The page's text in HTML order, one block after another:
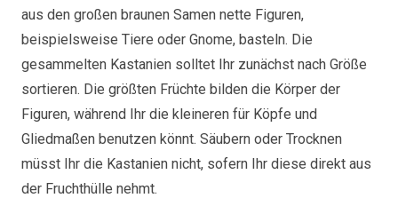
aus den großen braunen Samen nette Figuren,
beispielsweise Tiere oder Gnome, basteln. Die
gesammelten Kastanien solltet Ihr zunächst nach Größe
sortieren. Die größten Früchte bilden die Körper der
Figuren, während Ihr die kleineren für Köpfe und
Gliedmaßen benutzen könnt. Säubern oder Trocknen
müsst Ihr die Kastanien nicht, sofern Ihr diese direkt aus
der Fruchthülle nehmt.